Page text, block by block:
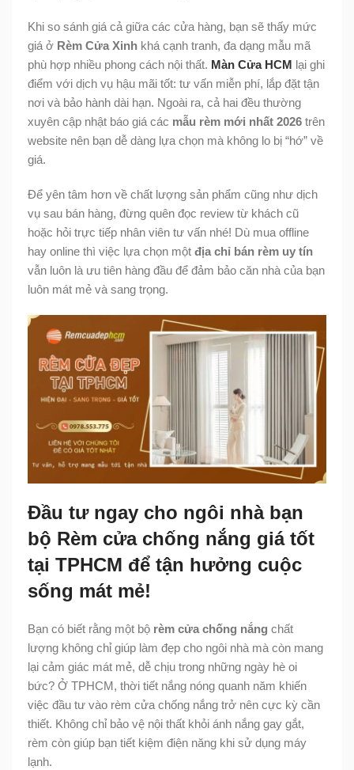
Khi so sánh giá cả giữa các cửa hàng, bạn sẽ thấy mức
giá ở Rèm Cửa Xinh khá cạnh tranh, đa dạng mẫu mã
phù hợp nhiều phong cách nội thất. Màn Cửa HCM lại ghi
điểm với dịch vụ hậu mãi tốt: tư vấn miễn phí, lắp đặt tận
nơi và bảo hành dài hạn. Ngoài ra, cả hai đều thường
xuyên cập nhật báo giá các mẫu rèm mới nhất 2026 trên
website nên bạn dễ dàng lựa chọn mà không lo bị “hớ” về
giá.
Để yên tâm hơn về chất lượng sản phẩm cũng như dịch
vụ sau bán hàng, đừng quên đọc review từ khách cũ
hoặc hỏi trực tiếp nhân viên tư vấn nhé! Dù mua offline
hay online thì việc lựa chọn một địa chỉ bán rèm uy tín
vẫn luôn là ưu tiên hàng đầu để đảm bảo căn nhà của bạn
luôn mát mẻ và sang trọng.
Đầu tư ngay cho ngôi nhà bạn
bộ Rèm cửa chống nắng giá tốt
tại TPHCM để tận hưởng cuộc
sống mát mẻ!
Bạn có biết rằng một bộ rèm cửa chống nắng chất
lượng không chỉ giúp làm đẹp cho ngôi nhà mà còn mang
lại cảm giác mát mẻ, dễ chịu trong những ngày hè oi
bức? Ở TPHCM, thời tiết nắng nóng quanh năm khiến
việc đầu tư vào rèm cửa chống nắng trở nên cực kỳ cần
thiết. Không chỉ bảo vệ nội thất khỏi ánh nắng gay gắt,
rèm còn giúp bạn tiết kiệm điện năng khi sử dụng máy
lạnh.